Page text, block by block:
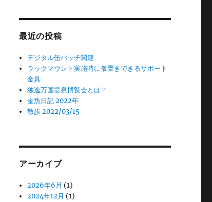
最近の投稿
デジタル缶バッチ関連
ラックマウント実施時に仮置きできるサポート
金具
独逸万国霊泉博覧会とは？
金魚日記 2022年
散歩 2022/03/15
アーカイブ
2026年6月 (1)
2024年12月 (1)